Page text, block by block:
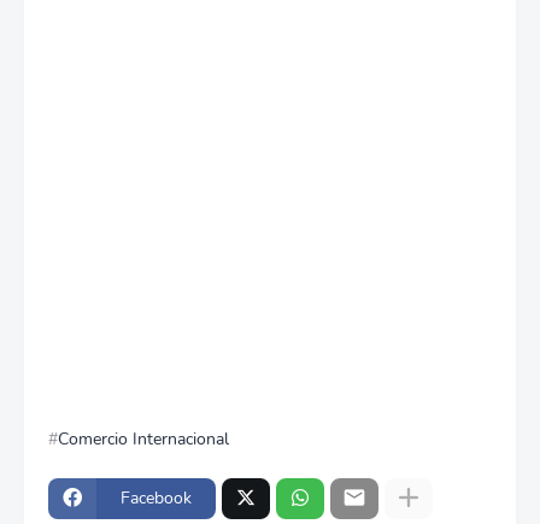
Comercio Internacional
Facebook